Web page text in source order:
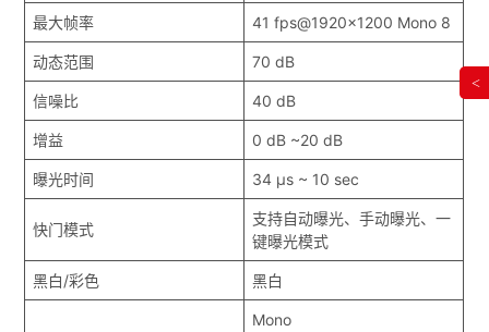
最大帧率 41 fps@1920x1200 Mono 8
动态范围 70 dB
信噪比 40 dB
增益 0 dB ~20 dB
曝光时间 34 μs ~ 10 sec
快门模式
支持自动曝光、手动曝光、一
键曝光模式
黑白/彩色 黑白
Mono
<